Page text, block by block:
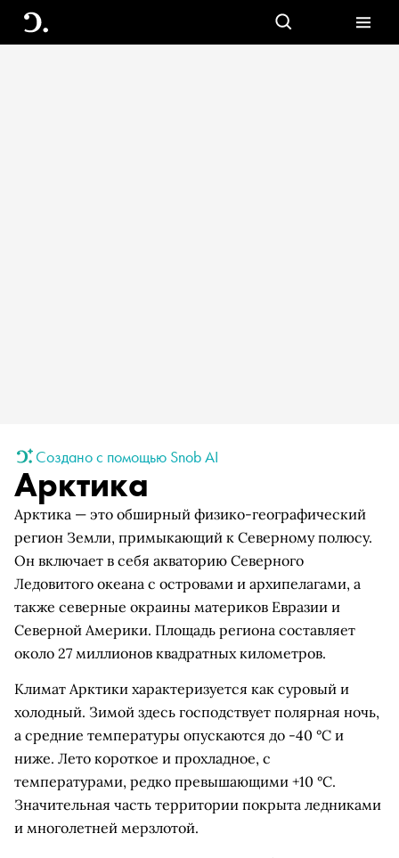
Создано с помощью Snob AI
Арктика
Арктика — это обширный физико-географический
регион Земли, примыкающий к Северному полюсу.
Он включает в себя акваторию Северного
Ледовитого океана с островами и архипелагами, а
также северные окраины материков Евразии и
Северной Америки. Площадь региона составляет
около 27 миллионов квадратных километров.
Климат Арктики характеризуется как суровый и
холодный. Зимой здесь господствует полярная ночь,
а средние температуры опускаются до -40 °C и
ниже. Лето короткое и прохладное, с
температурами, редко превышающими +10 °C.
Значительная часть территории покрыта ледниками
и многолетней мерзлотой.